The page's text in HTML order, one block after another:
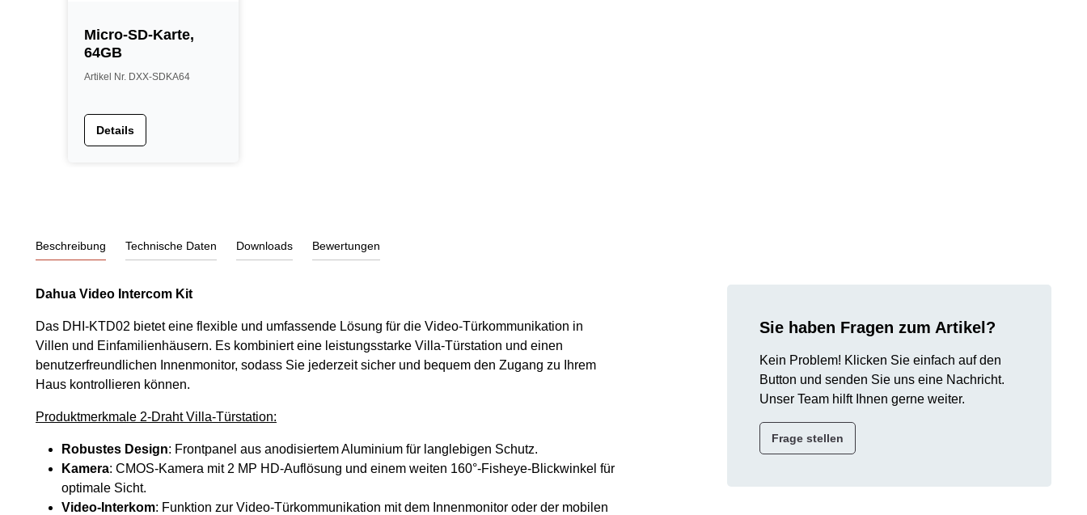
Micro-SD-Karte,
64GB
Artikel Nr. DXX-SDKA64
Details
Beschreibung Technische Daten Downloads Bewertungen
Dahua Video Intercom Kit
Das DHI-KTD02 bietet eine flexible und umfassende Lösung für die Video-Türkommunikation in
Villen und Einfamilienhäusern. Es kombiniert eine leistungsstarke Villa-Türstation und einen
benutzerfreundlichen Innenmonitor, sodass Sie jederzeit sicher und bequem den Zugang zu Ihrem
Haus kontrollieren können.
Produktmerkmale 2-Draht Villa-Türstation:
Robustes Design: Frontpanel aus anodisiertem Aluminium für langlebigen Schutz.
Kamera: CMOS-Kamera mit 2 MP HD-Auflösung und einem weiten 160°-Fisheye-Blickwinkel für
optimale Sicht.
Video-Interkom: Funktion zur Video-Türkommunikation mit dem Innenmonitor oder der mobilen
Sie haben Fragen zum Artikel?
Kein Problem! Klicken Sie einfach auf den
Button und senden Sie uns eine Nachricht.
Unser Team hilft Ihnen gerne weiter.
Frage stellen